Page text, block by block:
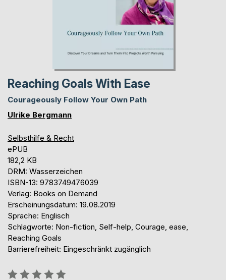
Reaching Goals With Ease
Courageously Follow Your Own Path
Ulrike Bergmann
Selbsthilfe & Recht
ePUB
182,2 KB
DRM: Wasserzeichen
ISBN-13: 9783749476039
Verlag: Books on Demand
Erscheinungsdatum: 19.08.2019
Sprache: Englisch
Schlagworte: Non-fiction, Self-help, Courage, ease,
Reaching Goals
Barrierefreiheit: Eingeschränkt zugänglich
Bewertung::